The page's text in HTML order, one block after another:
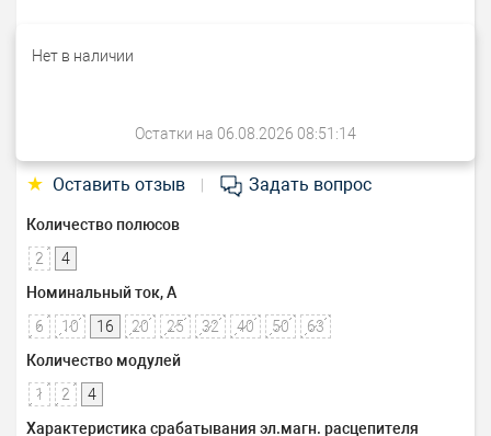
Нет в наличии
Остатки на 06.08.2026 08:51:14
★ Оставить отзыв Задать вопрос
Количество полюсов
2
4
Номинальный ток, А
6
10 16 20 25 32 40 50
63
Количество модулей
1
2
4
Характеристика срабатывания эл.магн. расцепителя